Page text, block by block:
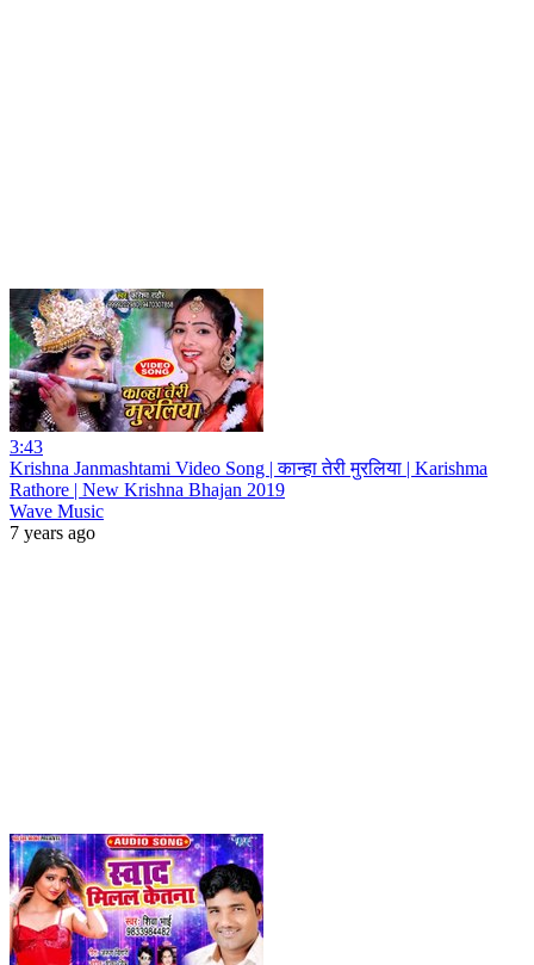
3:43
Krishna Janmashtami Video Song | कान्हा तेरी मुरलिया | Karishma
Rathore | New Krishna Bhajan 2019
Wave Music
7 years ago